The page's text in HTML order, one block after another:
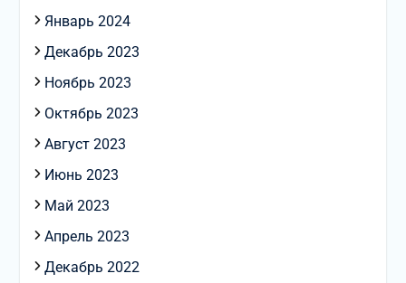
Январь 2024
Декабрь 2023
Ноябрь 2023
Октябрь 2023
Август 2023
Июнь 2023
Май 2023
Апрель 2023
Декабрь 2022